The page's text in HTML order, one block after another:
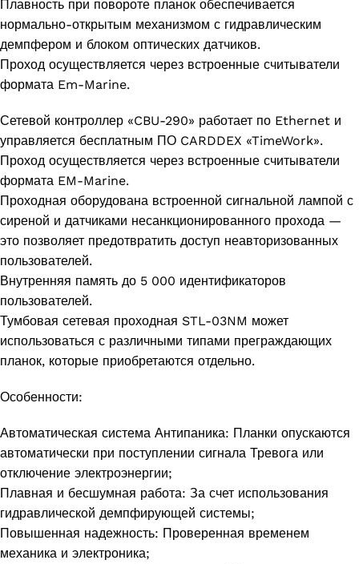
Плавность при повороте планок обеспечивается
нормально-открытым механизмом с гидравлическим
демпфером и блоком оптических датчиков.
Проход осуществляется через встроенные считыватели
формата Em-Marine.
Сетевой контроллер «CBU-290» работает по Ethernet и
управляется бесплатным ПО CARDDEX «TimeWork».
Проход осуществляется через встроенные считыватели
формата EM-Marine.
Проходная оборудована встроенной сигнальной лампой с
сиреной и датчиками несанкционированного прохода —
это позволяет предотвратить доступ неавторизованных
пользователей.
Внутренняя память до 5 000 идентификаторов
пользователей.
Тумбовая сетевая проходная STL-03NM может
использоваться с различными типами преграждающих
планок, которые приобретаются отдельно.
Особенности:
Автоматическая система Антипаника: Планки опускаются
автоматически при поступлении сигнала Тревога или
отключение электроэнергии;
Плавная и бесшумная работа: За счет использования
гидравлической демпфирующей системы;
Повышенная надежность: Проверенная временем
механика и электроника;